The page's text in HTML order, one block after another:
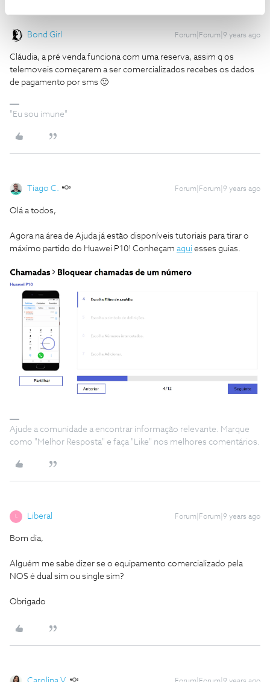
Bond Girl Forum|Forum|9 years ago
Cláudia, a pré venda funciona com uma reserva, assim q os
telemoveis começarem a ser comercializados recebes os dados
de pagamento por sms 🙂
"Eu sou imune"
Tiago C. Forum|Forum|9 years ago
Olá a todos,
Agora na área de Ajuda já estão disponíveis tutoriais para tirar o
máximo partido do Huawei P10! Conheçam aqui esses guias.
Ajude a comunidade a encontrar informação relevante. Marque
como "Melhor Resposta" e faça "Like" nos melhores comentários.
L Liberal Forum|Forum|9 years ago
Bom dia,
Alguém me sabe dizer se o equipamento comercializado pela
NOS é dual sim ou single sim?
Obrigado